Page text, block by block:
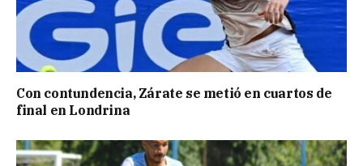
Con contundencia, Zárate se metió en cuartos de
final en Londrina